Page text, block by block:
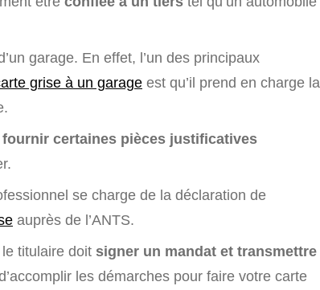
garage. En effet, l’un des principaux
grise à un garage est qu’il prend en charge la
fournir certaines pièces justificatives
se charge de la déclaration de
auprès de l’ANTS.
titulaire doit signer un mandat et transmettre
les démarches pour faire votre carte